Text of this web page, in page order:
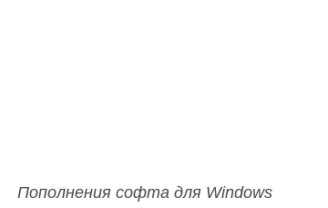
Пополнения софта для Windows